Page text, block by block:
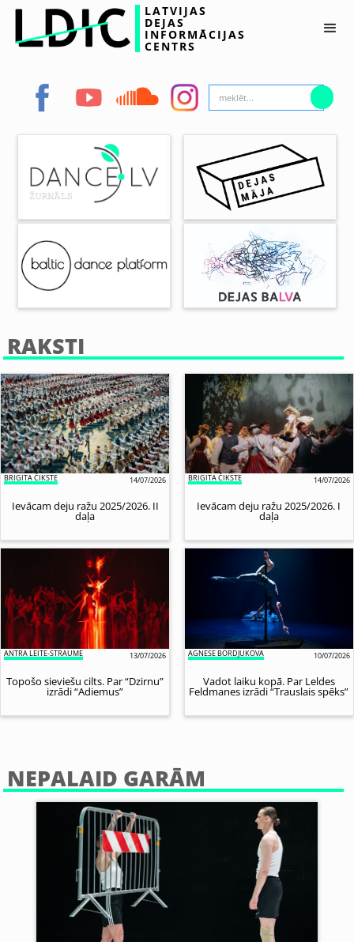
LATVIJAS
DEJAS
INFORMĀCIJAS
CENTRS
RAKSTI
BRIGITA ČIKSTE 14/07/2026
Ievācam deju ražu 2025/2026. II
daļa
BRIGITA ČIKSTE 14/07/2026
Ievācam deju ražu 2025/2026. I
daļa
ANTRA LEITE-STRAUME 13/07/2026
Topošo sieviešu cilts. Par “Dzirnu”
izrādi “Adiemus”
AGNESE BORDJUKOVA 10/07/2026
Vadot laiku kopā. Par Leldes
Feldmanes izrādi “Trauslais spēks”
NEPALAID GARĀM